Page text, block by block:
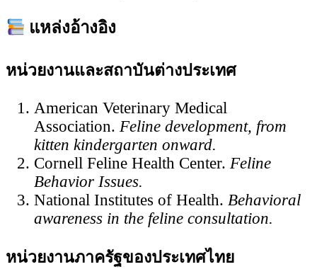
แหล่งอ้างอิง
หน่วยงานและสถาบันต่างประเทศ
American Veterinary Medical
Association. Feline development, from
kitten kindergarten onward.
Cornell Feline Health Center. Feline
Behavior Issues.
National Institutes of Health. Behavioral
awareness in the feline consultation.
หน่วยงานภาครัฐของประเทศไทย